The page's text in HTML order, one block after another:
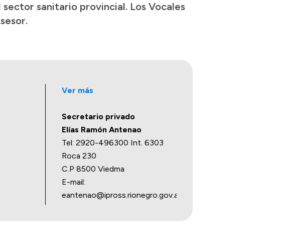
sanitario provincial. Los Vocales
Ver más
Secretario privado
Elías Ramón Antenao
Tel: 2920-496300 Int. 6303
Roca 230
C.P 8500 Viedma
E-mail:
eantenao@ipross.rionegro.gov.ar